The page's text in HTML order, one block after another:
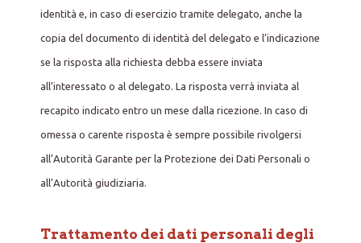
identità e, in caso di esercizio tramite delegato, anche la
copia del documento di identità del delegato e l’indicazione
se la risposta alla richiesta debba essere inviata
all’interessato o al delegato. La risposta verrà inviata al
recapito indicato entro un mese dalla ricezione. In caso di
omessa o carente risposta è sempre possibile rivolgersi
all’Autorità Garante per la Protezione dei Dati Personali o
all’Autorità giudiziaria.
Trattamento dei dati personali degli